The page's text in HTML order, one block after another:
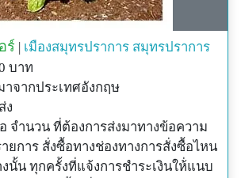
ร์ เมืองสมุทรปราการ สมุทรปราการ
บาท
าจากประเทศอังกฤษ
ง
จำนวน ที่ต้องการส่งมาทางข้อความ
ยการ สั่งซื้อทางช่องทางการสั่งซื้อไหน
นั้น ทุกครั้งที่แจ้งการชำระเงินให้่แนบ